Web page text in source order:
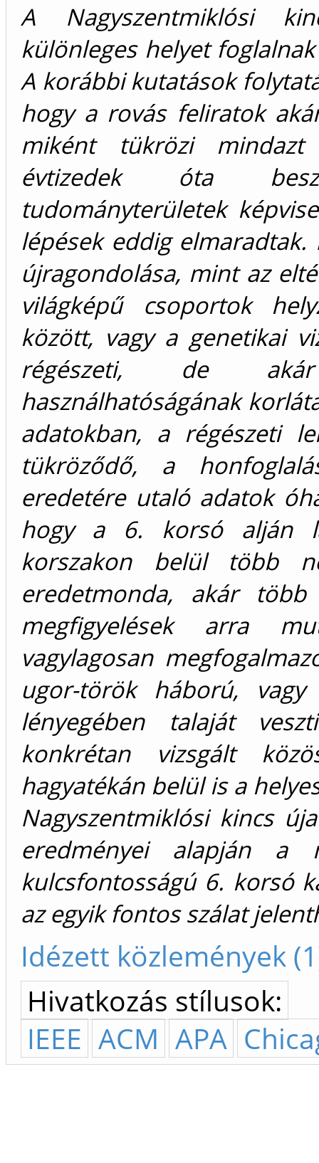
A Nagyszentmiklósi
különleges helyet
A korábbi kutatások
hogy a rovás feliratok
miként tükrözi mindazt
évtizedek óta
tudományterületek
lépések eddig
újragondolása, mint az
világképű csoportok
között, vagy a genetikai
régészeti, de akár
használhatóságának
adatokban, a régészeti
tükröződő, a
eredetére utaló adatok
hogy a 6. korsó alján
korszakon belül több
eredetmonda, akár
megfigyelések arra
vagylagosan
ugor-török háború,
lényegében talaját
konkrétan vizsgált
hagyatékán belül is a
Nagyszentmiklósi kincs
eredményei alapján a
kulcsfontosságú 6. korsó
az egyik fontos szálat
Idézett közlemények
Hivatkozás stílusok:
IEEE ACM APA